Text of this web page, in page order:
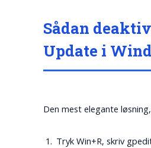
Sådan
Update i
Den mest elegante
TrykWin+R, skriv